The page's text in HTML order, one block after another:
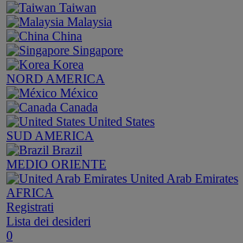
Taiwan
Malaysia
China
Singapore
Korea
NORD AMERICA
México
Canada
United States
SUD AMERICA
Brazil
MEDIO ORIENTE
United Arab Emirates
AFRICA
Registrati
Lista dei desideri
0